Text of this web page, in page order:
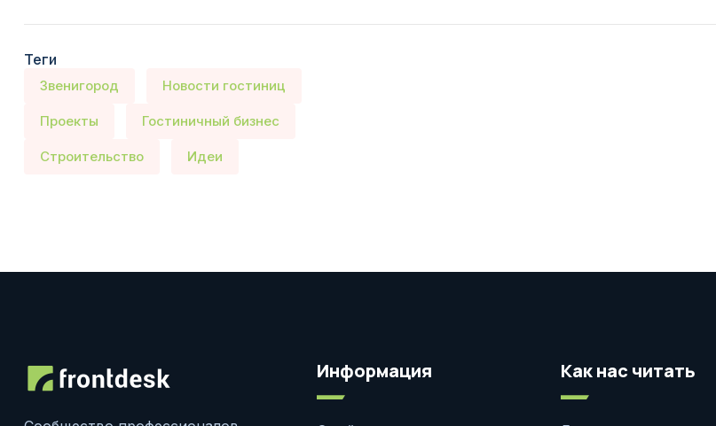
Теги
Звенигород Новости гостиниц
Проекты Гостиничный бизнес
Строительство Идеи
Информация Как нас читать